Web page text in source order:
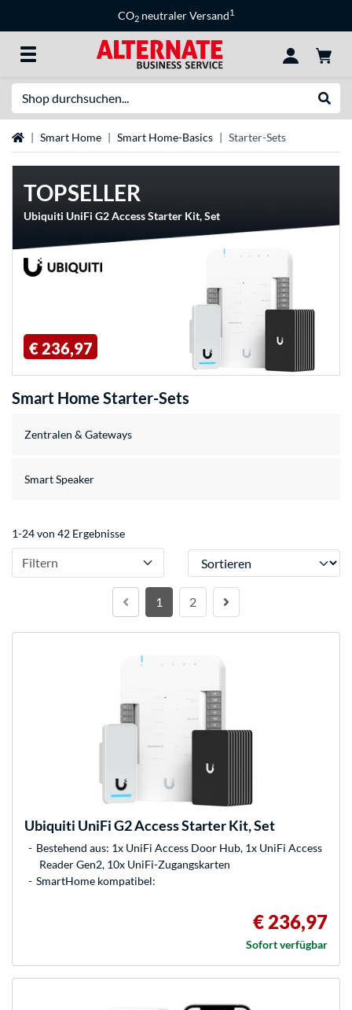
CO2 neutraler Versand1
StartseiteSmart Home Smart Home-Basics Starter-Sets
TOPSELLER
Ubiquiti UniFi G2 Access Starter Kit, Set
€ 236,97
Smart Home Starter-Sets
Zentralen & Gateways
Smart Speaker
1-24 von 42 Ergebnisse
Filtern Sortieren
1 2
Ubiquiti UniFi G2 Access Starter Kit, Set
Bestehend aus: 1x UniFi Access Door Hub, 1x UniFi Access
Reader Gen2, 10x UniFi-Zugangskarten
SmartHome kompatibel:
€ 236,97
Sofort verfügbar